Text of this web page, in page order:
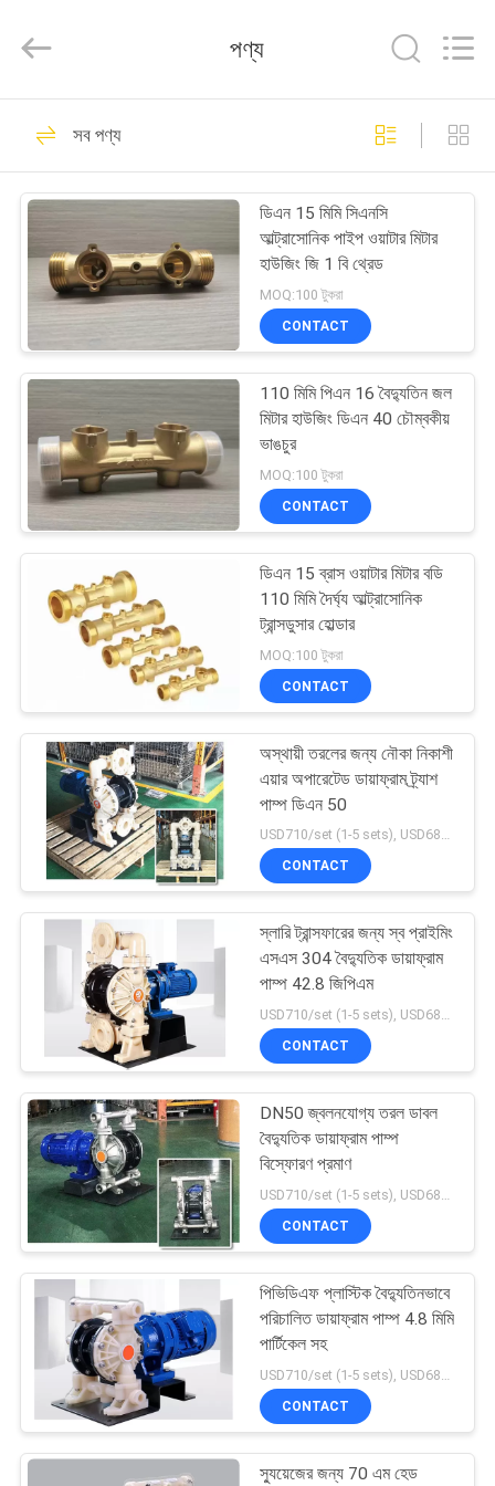
পণ্য
আমাদের
সম্পর্কে
কারখানা
মান
নিয়ন্ত্রণ
যোগাযোগ
খবর
উদ্ধৃতির
জন্য
আবেদন
সাইট
PRIVACY
POLICY
Reserved.
জোন হিটিং ভালভ
25
বয়লার জোন ভালভ
15
মোটরযুক্ত জোন ভালভ
উত্তাপ বল ভালভ
18
তাপমাত্রা নিয়ন্ত্রণ ভালভ
17
জোন ভালভ মোটর
39
পণ্য
সব পণ্য
ডিএন 15 মিমি সিএনসি
আল্ট্রাসোনিক পাইপ ওয়াটার মিটার
হাউজিং জি 1 বি থ্রেড
MOQ:100 টুকরা
CONTACT
110 মিমি পিএন 16 বৈদ্যুতিন জল
মিটার হাউজিং ডিএন 40 চৌম্বকীয়
ভাঙচুর
MOQ:100 টুকরা
CONTACT
ডিএন 15 ব্রাস ওয়াটার মিটার বডি
110 মিমি দৈর্ঘ্য আল্ট্রাসোনিক
ট্রান্সডুসার হোল্ডার
MOQ:100 টুকরা
CONTACT
অস্থায়ী তরলের জন্য নৌকা নিকাশী
এয়ার অপারেটেড ডায়াফ্রাম ট্র্যাশ
পাম্প ডিএন 50
USD710/set (1-5 sets), USD688 (>5 sets) MOQ:1 টুকরা
CONTACT
স্লারি ট্রান্সফারের জন্য স্ব প্রাইমিং
এসএস 304 বৈদ্যুতিক ডায়াফ্রাম
পাম্প 42.8 জিপিএম
USD710/set (1-5 sets), USD688 (>5 sets) MOQ:1 টুকরা
CONTACT
DN50 জ্বলনযোগ্য তরল ডাবল
বৈদ্যুতিক ডায়াফ্রাম পাম্প
বিস্ফোরণ প্রমাণ
CONTACT
পিভিডিএফ প্লাস্টিক বৈদ্যুতিনভাবে
পরিচালিত ডায়াফ্রাম পাম্প 4.8 মিমি
পার্টিকেল সহ
CONTACT
স্যুয়েজের জন্য 70 এম হেড